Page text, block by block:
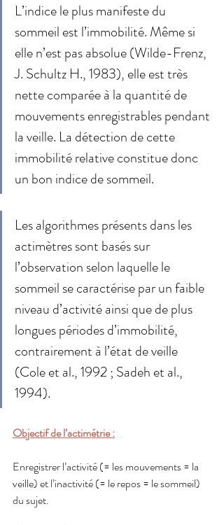
L’indice le plus manifeste du
sommeil est l’immobilité. Même si
elle n’est pas absolue (Wilde-Frenz,
J. Schultz H., 1983), elle est très
nette comparée à la quantité de
mouvements enregistrables pendant
la veille. La détection de cette
immobilité relative constitue donc
un bon indice de sommeil.
Les algorithmes présents dans les
actimètres sont basés sur
l’observation selon laquelle le
sommeil se caractérise par un faible
niveau d’activité ainsi que de plus
longues périodes d’immobilité,
contrairement à l’état de veille
(Cole et al., 1992 ; Sadeh et al.,
1994).
Objectif de l’actimétrie :
Enregistrer l’activité (= les mouvements = la
veille) et l’inactivité (= le repos = le sommeil)
du sujet.